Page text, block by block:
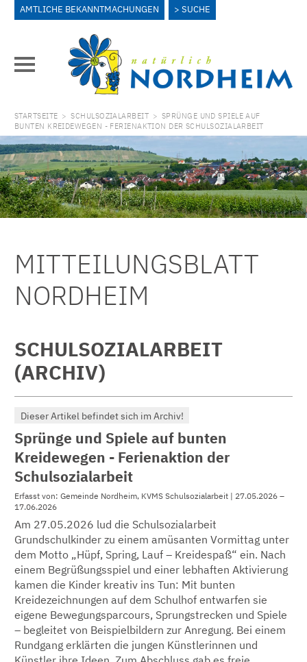
AMTLICHE BEKANNTMACHUNGEN SUCHE
STARTSEITE > SCHULSOZIALARBEIT > SPRÜNGE UND SPIELE AUF
BUNTEN KREIDEWEGEN - FERIENAKTION DER SCHULSOZIALARBEIT
MITTEILUNGSBLATT
NORDHEIM
SCHULSOZIALARBEIT
(ARCHIV)
Dieser Artikel befindet sich im Archiv!
Sprünge und Spiele auf bunten
Kreidewegen - Ferienaktion der
Schulsozialarbeit
Erfasst von: Gemeinde Nordheim, KVMS Schulsozialarbeit | 27.05.2026 –
17.06.2026
Am 27.05.2026 lud die Schulsozialarbeit
Grundschulkinder zu einem amüsanten Vormittag unter
dem Motto „Hüpf, Spring, Lauf – Kreidespaß“ ein. Nach
einem Begrüßungsspiel und einer lebhaften Aktivierung
kamen die Kinder kreativ ins Tun: Mit bunten
Kreidezeichnungen auf dem Schulhof entwarfen sie
eigene Bewegungsparcours, Sprungstrecken und Spiele
– begleitet von Beispielbildern zur Anregung. Bei einem
Rundgang erklärten die jungen Künstlerinnen und